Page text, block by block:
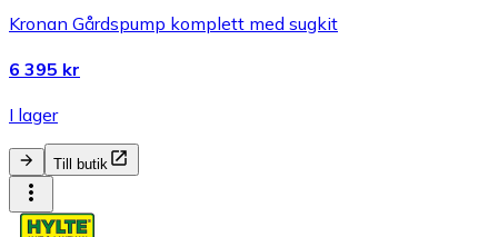
Kronan Gårdspump komplett med sugkit
6 395 kr
I lager
Till butik